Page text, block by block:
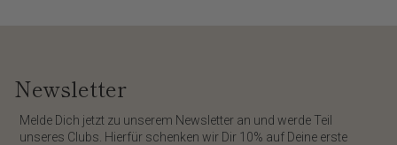
Newsletter
​Melde Dich jetzt zu unserem Newsletter an und werde Teil
unseres Clubs. Hierfür schenken wir Dir 10% auf Deine erste